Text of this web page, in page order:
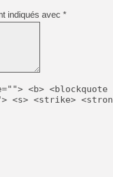
[GK] Beast of
[GK] Ubisoft : fin de partie
[GK] Mémoire cash -
[GK] Dan Houser (GTA)
[GK] Comment EA Sports
[GK] Crimson Moon : un
[GK] Isle of Reveries : le
[GK] Moonlighter 2 : The
[GK] Capcom relance
[Mo5] Deux inédits du
[GK] Le beat'em up The
[GK] Endless Legend 2 :
indiqués avec *
<b> <blockquote
<s> <strike>